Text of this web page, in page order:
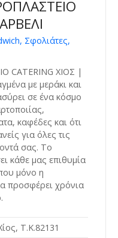
Σφολιάτες,
CATERING ΧΙΟΣ |
με μεράκι και
σε ένα κόσμο
καφέδες και ότι
για όλες τις
σας. Το
κάθε μας επιθυμία
μόνο η
προσφέρει χρόνια
Τ.Κ.82131